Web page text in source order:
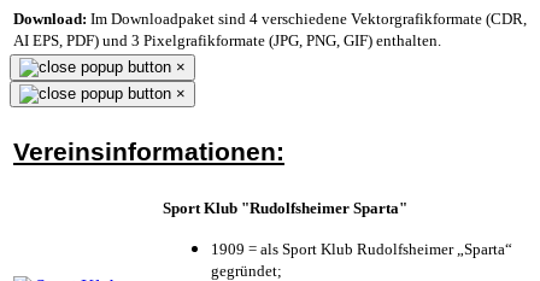
Download: Im Downloadpaket sind 4 verschiedene Vektorgrafikformate (CDR,
AI EPS, PDF) und 3 Pixelgrafikformate (JPG, PNG, GIF) enthalten.
×
×
Vereinsinformationen:
Sport Klub "Rudolfsheimer Sparta"
1909 = als Sport Klub Rudolfsheimer „Sparta“
gegründet;